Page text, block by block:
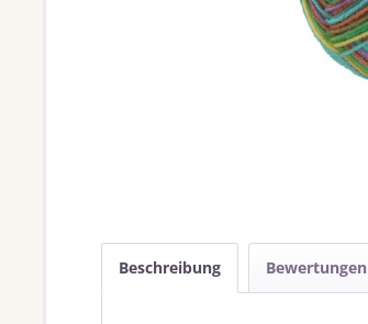
Beschreibung Bewertungen